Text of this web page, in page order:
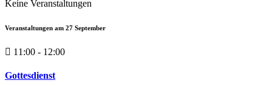
Keine Veranstaltungen
Veranstaltungen am 27 September
11:00 - 12:00
Gottesdienst